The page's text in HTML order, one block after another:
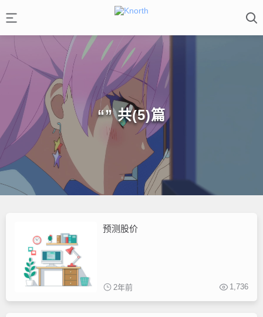
“” 共(5)篇
预测股价
2年前 1,736